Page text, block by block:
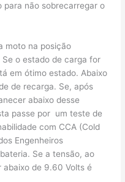
para não sobrecarregar o
moto na posição
o estado de carga for
em ótimo estado. Abaixo
de recarga. Se, após
abaixo desse
passe por um teste de
com CCA (Cold
Engenheiros
Se a tensão, ao
de 9.60 Volts é